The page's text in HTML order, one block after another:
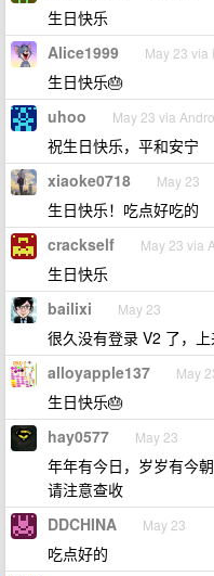
生日快乐
Alice1999 May 23 via
生日快乐🎂
uhoo May 23 via
祝生日快乐，平和安宁
xiaoke0718 May 23
生日快乐！吃点好吃的
crackself May 23 via
生日快乐
bailixi May 23
很久没有登录 V2 了，
alloyapple137 May
生日快乐🎂
hay0577 May 23
年年有今日，岁岁有今
请注意查收
DDCHINA May 23
吃点好的